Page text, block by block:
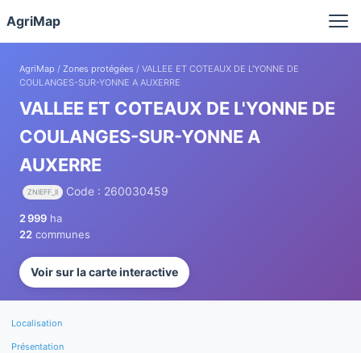
AgriMap
AgriMap / Zones protégées / VALLEE ET COTEAUX DE L'YONNE DE
COULANGES-SUR-YONNE A AUXERRE
VALLEE ET COTEAUX DE L'YONNE DE
COULANGES-SUR-YONNE A
AUXERRE
ZNIEFF_II Code : 260030459
2 999 ha
22 communes
Voir sur la carte interactive
Localisation
Présentation